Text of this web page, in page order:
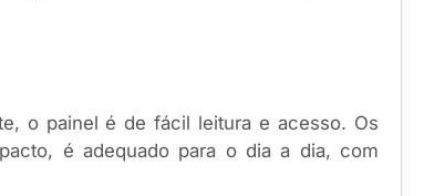
o painel é de fácil leitura e acesso. Os
é adequado para o dia a dia, com